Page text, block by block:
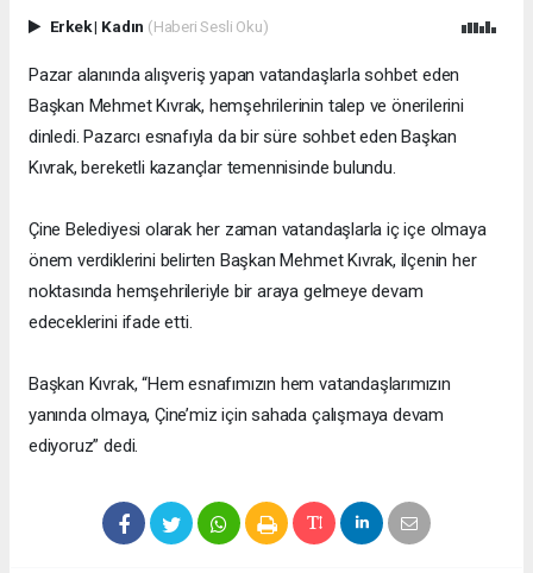
Erkek| Kadın (Haberi Sesli Oku)
Pazar alanında alışveriş yapan vatandaşlarla sohbet eden
Başkan Mehmet Kıvrak, hemşehrilerinin talep ve önerilerini
dinledi. Pazarcı esnafıyla da bir süre sohbet eden Başkan
Kıvrak, bereketli kazançlar temennisinde bulundu.
Çine Belediyesi olarak her zaman vatandaşlarla iç içe olmaya
önem verdiklerini belirten Başkan Mehmet Kıvrak, ilçenin her
noktasında hemşehrileriyle bir araya gelmeye devam
edeceklerini ifade etti.
Başkan Kıvrak, “Hem esnafımızın hem vatandaşlarımızın
yanında olmaya, Çine’miz için sahada çalışmaya devam
ediyoruz” dedi.